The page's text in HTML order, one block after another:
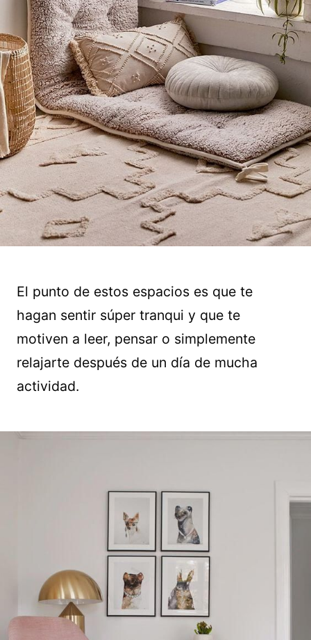
El punto de estos espacios es que te
hagan sentir súper tranqui y que te
motiven a leer, pensar o simplemente
relajarte después de un día de mucha
actividad.